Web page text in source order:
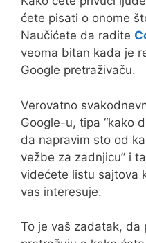
ćete pisati o onome
Naučićete da radite
veoma bitan kada je
Google pretraživaču.
Verovatno
Google-u, tipa “kako
da napravim sto od
vežbe za zadnjicu” i
videćete listu sajtova
vas interesuje.
To je vaš zadatak, da